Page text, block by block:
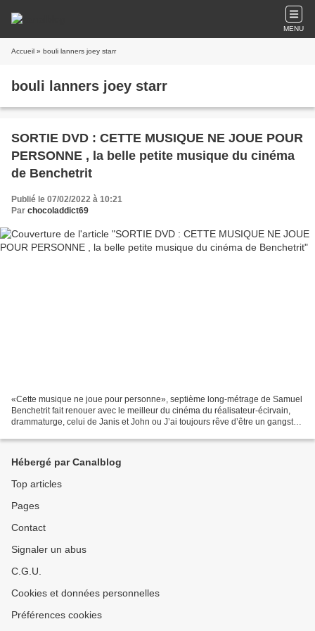
MENU
Accueil » bouli lanners joey starr
bouli lanners joey starr
SORTIE DVD : CETTE MUSIQUE NE JOUE POUR
PERSONNE , la belle petite musique du cinéma
de Benchetrit
Publié le 07/02/2022 à 10:21
Par chocoladdict69
«Cette musique ne joue pour personne», septième long-métrage de Samuel
Benchetrit fait renouer avec le meilleur du cinéma du réalisateur-écirvain,
drammaturge, celui de Janis et John ou J’ai toujours rêve d’être un gangster,
Hébergé par Canalblog
Top articles
Pages
Contact
Signaler un abus
C.G.U.
Cookies et données personnelles
Préférences cookies